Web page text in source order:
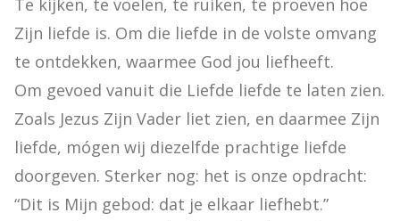
Te kijken, te voelen, te ruiken, te proeven hoe
Zijn liefde is. Om die liefde in de volste omvang
te ontdekken, waarmee God jou liefheeft.
Om gevoed vanuit die Liefde liefde te laten zien.
Zoals Jezus Zijn Vader liet zien, en daarmee Zijn
liefde, mógen wij diezelfde prachtige liefde
doorgeven. Sterker nog: het is onze opdracht:
“Dit is Mijn gebod: dat je elkaar liefhebt.”